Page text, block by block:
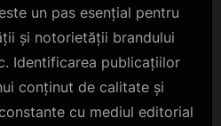
un pas esențial pentru
și notorietății brandului
Identificarea publicațiilor
conținut de calitate și
cu mediul editorial